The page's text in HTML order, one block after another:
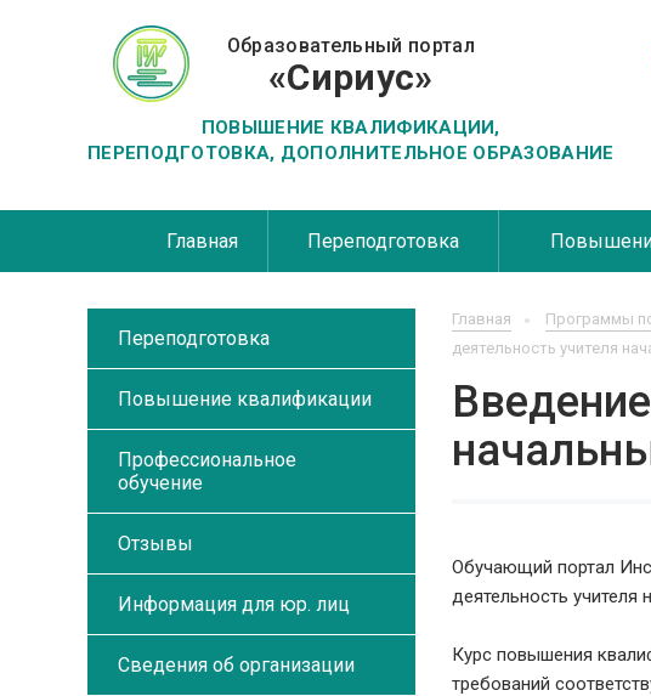
Образовательный портал
«Сириус»
ПОВЫШЕНИЕ КВАЛИФИКАЦИИ,
ПЕРЕПОДГОТОВКА, ДОПОЛНИТЕЛЬНОЕ ОБРАЗОВАНИЕ
Главная Переподготовка
Главная Программы
деятельность учителя
Обучающий портал
деятельность учителя
Курс повышения
требований
Переподготовка
Повышение квалификации
Профессиональное
обучение
Отзывы
Информация для юр. лиц
Сведения об организации